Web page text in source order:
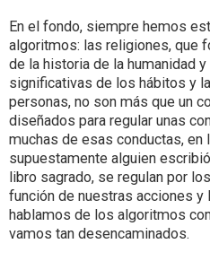
En el fondo, siempre hemos
algoritmos: las religiones, que
de la historia de la humanidad
significativas de los hábitos y
personas, no son más que un
diseñados para regular unas
muchas de esas conductas, en
supuestamente alguien
libro sagrado, se regulan por
función de nuestras acciones y
hablamos de los algoritmos
vamos tan desencaminados.